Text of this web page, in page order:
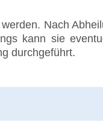
Nach
kann sie
durchgeführt.